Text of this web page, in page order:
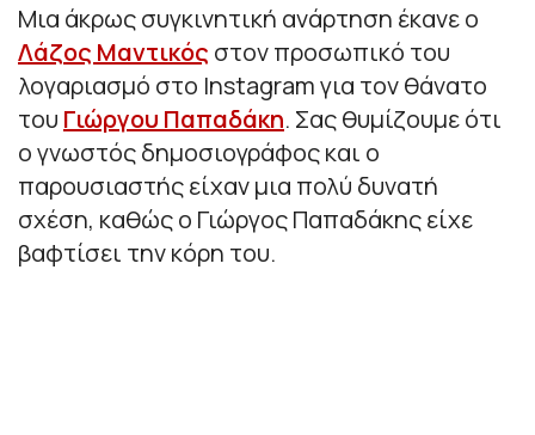
Μια άκρως συγκινητική ανάρτηση έκανε ο
Λάζος Μαντικός στον προσωπικό του
λογαριασμό στο Instagram για τον θάνατο
του Γιώργου Παπαδάκη. Σας θυμίζουμε ότι
ο γνωστός δημοσιογράφος και ο
παρουσιαστής είχαν μια πολύ δυνατή
σχέση, καθώς ο Γιώργος Παπαδάκης είχε
βαφτίσει την κόρη του.